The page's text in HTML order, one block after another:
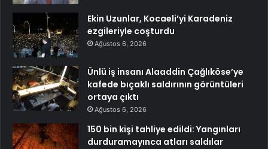
Ekin Uzunlar, Kocaeli’yi Karadeniz
ezgileriyle coşturdu
Ağustos 6, 2026
Ünlü iş insanı Alaaddin Çağlıköse’ye
kafede bıçaklı saldırının görüntüleri
ortaya çıktı
Ağustos 6, 2026
150 bin kişi tahliye edildi: Yangınları
durduramayınca atları saldılar